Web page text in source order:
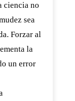
ciencia no
sea
Forzar al
la
un error